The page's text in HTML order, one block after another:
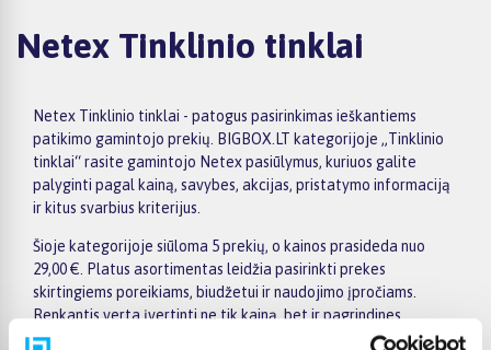
Netex Tinklinio tinklai
Netex Tinklinio tinklai - patogus pasirinkimas ieškantiems
patikimo gamintojo prekių. BIGBOX.LT kategorijoje „Tinklinio
tinklai“ rasite gamintojo Netex pasiūlymus, kuriuos galite
palyginti pagal kainą, savybes, akcijas, pristatymo informaciją
ir kitus svarbius kriterijus.
Šioje kategorijoje siūloma 5 prekių, o kainos prasideda nuo
29,00 €. Platus asortimentas leidžia pasirinkti prekes
skirtingiems poreikiams, biudžetui ir naudojimo įpročiams.
Renkantis verta įvertinti ne tik kainą, bet ir pagrindines
savybes, funkcionalumą, komplektaciją, garantijos sąlygas bei